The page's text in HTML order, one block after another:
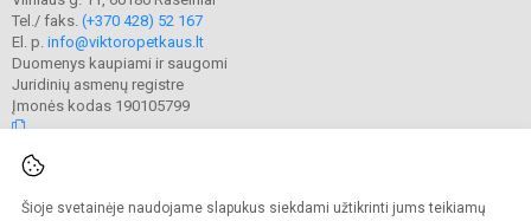
Šioje svetainėje naudojame slapukus siekdami užtikrinti jums teikiamų
Tel./ faks. (+370 428) 52 167
El. p. info@viktoropetkaus.lt
Duomenys kaupiami ir saugomi
Juridinių asmenų registre
Įmonės kodas 190105799
Kopijuoti turinį be raštiško mokyklos administracijos sutikimo griežtai